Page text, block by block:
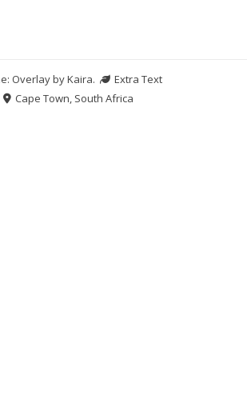
Overlay byKaira.
Extra Text
Cape Town, South Africa